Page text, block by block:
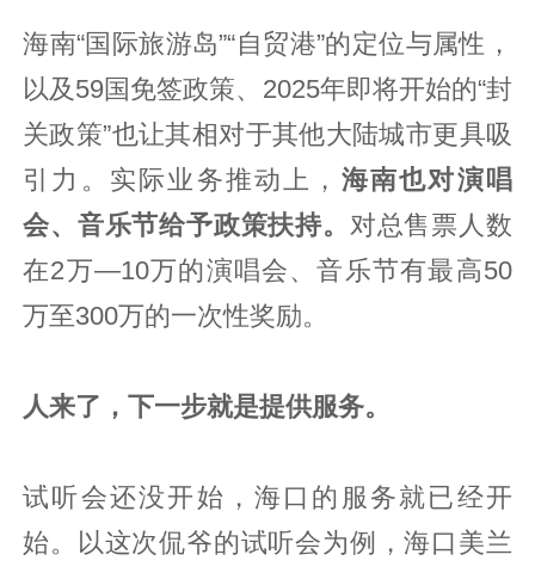
海南“国际旅游岛”“自贸港”的定位与属性，
以及59国免签政策、2025年即将开始的“封
关政策”也让其相对于其他大陆城市更具吸
引力。实际业务推动上， 海南也对演唱
会、音乐节给予政策扶持。 对总售票人数
在2万—10万的演唱会、音乐节有最高50
万至300万的一次性奖励。
人来了，下一步就是提供服务。
试听会还没开始，海口的服务就已经开
始。以这次侃爷的试听会为例，海口美兰